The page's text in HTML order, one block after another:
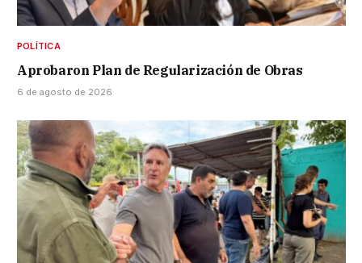
POLÍTICA
Aprobaron Plan de Regularización de Obras
6 de agosto de 2026